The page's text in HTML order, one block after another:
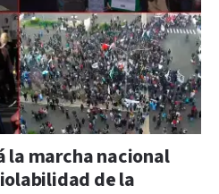
la marcha nacional
de la